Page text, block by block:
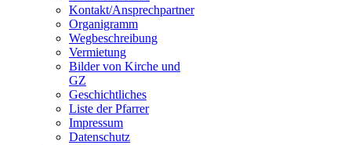
Kontakt/Ansprechpartner
Organigramm
Wegbeschreibung
Vermietung
Bilder von Kirche und
GZ
Geschichtliches
Liste der Pfarrer
Impressum
Datenschutz